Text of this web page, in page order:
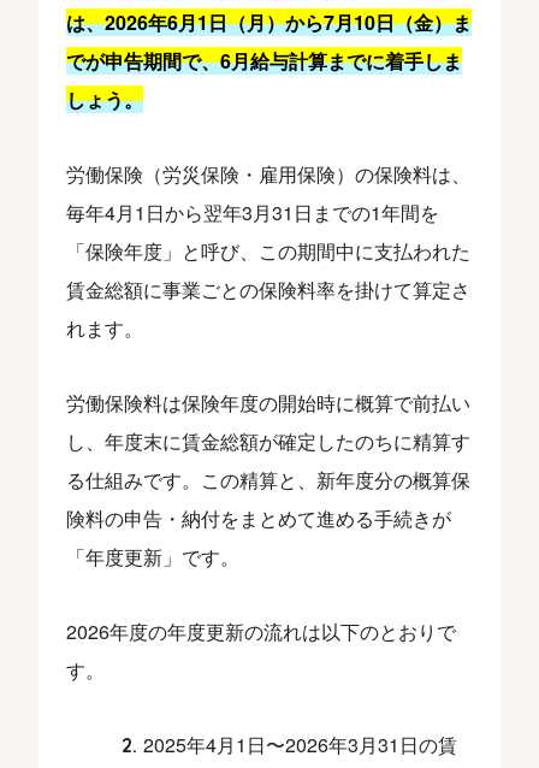
は、2026年6月1日（月）から7月10日（金）ま
でが申告期間で、6月給与計算までに着手しま
しょう。
労働保険（労災保険・雇用保険）の保険料は、
毎年4月1日から翌年3月31日までの1年間を
「保険年度」と呼び、この期間中に支払われた
賃金総額に事業ごとの保険料率を掛けて算定さ
れます。
労働保険料は保険年度の開始時に概算で前払い
し、年度末に賃金総額が確定したのちに精算す
る仕組みです。この精算と、新年度分の概算保
険料の申告・納付をまとめて進める手続きが
「年度更新」です。
2026年度の年度更新の流れは以下のとおりで
す。
2025年4月1日〜2026年3月31日の賃